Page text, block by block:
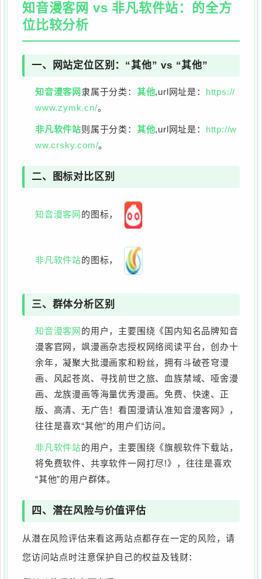
知音漫客网 vs 非凡软件站 ：的全方
位比较分析
一、网站定位区别：“其他” vs “其他”
知音漫客网隶属于分类： 其他,url网址是： https://
www.zymk.cn/。
非凡软件站则属于分类： 其他,url网址是： http://w
ww.crsky.com/。
二、图标对比区别
知音漫客网 的图标，
非凡软件站的图标，
三、群体分析区别
知音漫客网 的用户，主要围绕《国内知名品牌知音
漫客官网，飒漫画杂志授权网络阅读平台，创办十
余年，凝聚大批漫画家和粉丝，拥有斗破苍穹漫
画、风起苍岚、寻找前世之旅、血族禁域、哑舍漫
画、龙族漫画等海量优秀漫画。免费、快速、正
版、高清、无广告！看国漫请认准知音漫客网》，
往往是喜欢“其他”的用户们访问。
非凡软件站的用户，主要围绕《旗舰软件下载站，
将免费软件、共享软件一网打尽!》，往往是喜欢
“其他”的用户群体。
四、潜在风险与价值评估
从潜在风险评估来看这两站点都存在一定的风险，请
您访问站点时注意保护自己的权益及钱财：